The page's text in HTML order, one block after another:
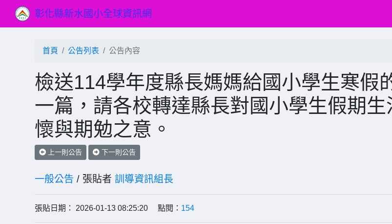
彰化縣新水國小全球資訊網
首頁 公告列表 公告內容
檢送114學年度縣長媽媽給國小學生寒假
一篇，請各校轉達縣長對國小學生假期生
懷與期勉之意。
上一則公告 下一則公告
一般公告 / 張貼者 訓導資訊組長
張貼日期： 2026-01-13 08:25:20 點閱： 154